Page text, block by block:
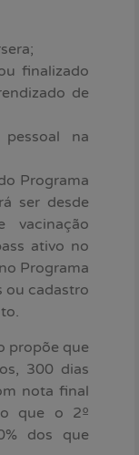
finalizado
de
na
Programa
ser desde
vacinação
ativo no
Programa
ou cadastro
propõe que
300 dias
nota final
que o 2º
dos que